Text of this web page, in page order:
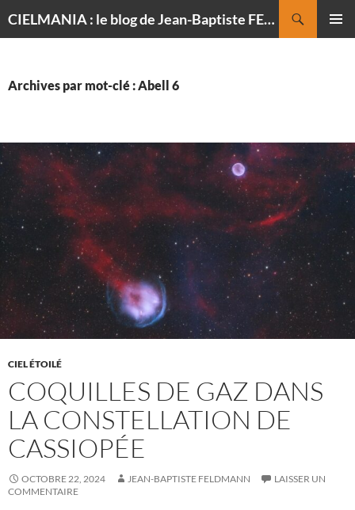
CIELMANIA : le blog de Jean-Baptiste FELDMANN, photographe du ciel
Archives par mot-clé : Abell 6
CIEL ÉTOILÉ
COQUILLES DE GAZ DANS
LA CONSTELLATION DE
CASSIOPÉE
OCTOBRE 22, 2024 JEAN-BAPTISTE FELDMANN
LAISSER UN
COMMENTAIRE